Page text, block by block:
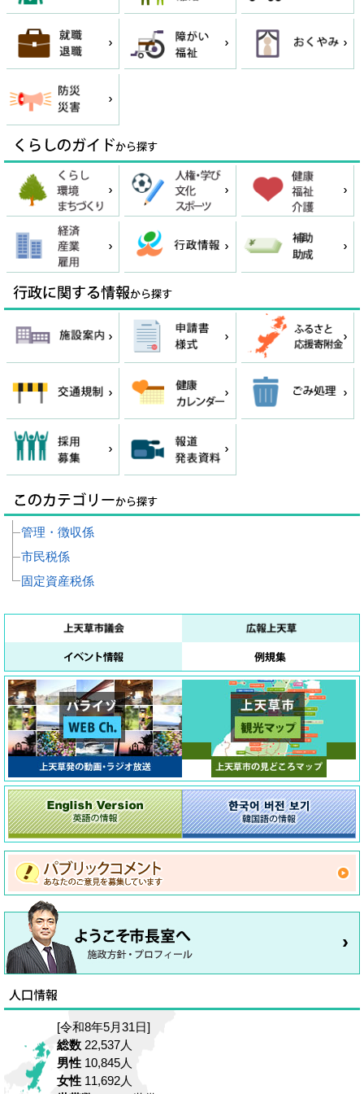
管理・徴収係
市民税係
固定資産税係
[令和8年5月31日]
総数 22,537人
男性 10,845人
女性 11,692人